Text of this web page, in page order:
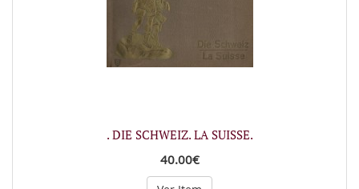
. DIE SCHWEIZ. LA SUISSE.
40.00€